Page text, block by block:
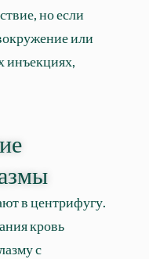
но если
или
инъекциях,
в центрифугу.
кровь
с